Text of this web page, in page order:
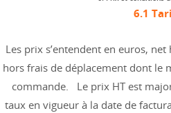
6.1
Les prix s’entendent en euros,
hors frais de déplacement dont le
commande. Le prix HT est
taux en vigueur à la date de